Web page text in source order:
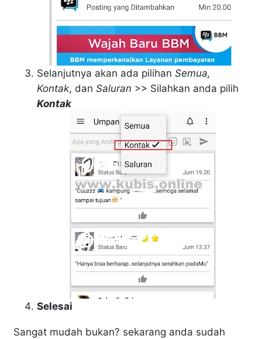
Selanjutnya akan ada pilihanSemua,
Kontak, danSaluran >> Silahkan anda pilih
Kontak
Selesai
Sangat mudah bukan? sekarang anda sudah